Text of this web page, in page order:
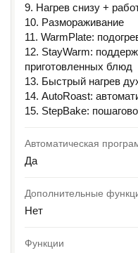
9. Нагрев снизу +
10. Размораживание
11. WarmPlate:
12. StayWarm:
приготовленных блюд
13. Быстрый нагрев
14. AutoRoast:
15. StepBake:
Автоматическая
Да
Дополнительные
Нет
Функции